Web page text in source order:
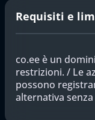
Requisiti e
co.ee è un
restrizioni. / Le
possono
alternativa